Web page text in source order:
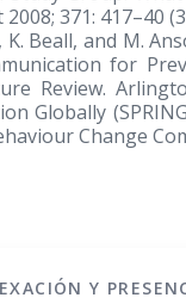
371: 417–40
Beall, and M.
for
Review.
Globally
Change
Y